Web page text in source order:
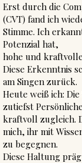
Erst durch die
(CVT) fand ich
Stimme. Ich
Potenzial hat,
hohe und
Diese Erkenntnis
am Singen zurück.
Heute weiß ich:
zutiefst
kraftvoll zugleich.
mich, ihr mit
zu begegnen.
Diese Haltung